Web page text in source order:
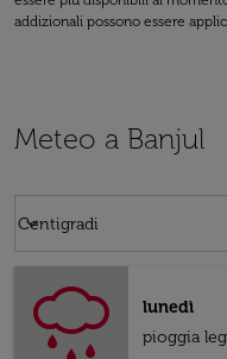
addizionali possono essere
Meteo a Banjul
Centigradi
keyboard_arrow_down
lunedì
pioggia